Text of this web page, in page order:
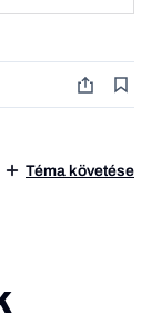
Téma követése